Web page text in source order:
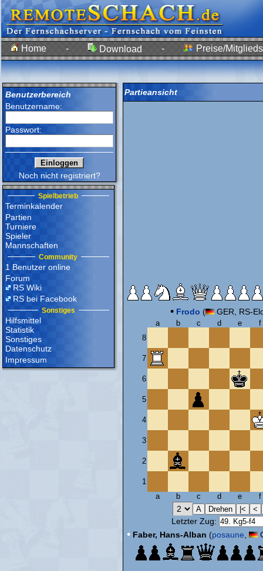
Home - Download - Preise/
Benutzerbereich
Benutzername:
Passwort:
Noch nicht registriert?
Spielbetrieb
Terminkalender
Partien
Turniere
Spieler
Mannschaften
Community
1 Benutzer online
Forum
RS Wiki
RS bei Facebook
Sonstiges
Hilfsmittel
Statistik
Sonstiges
Datenschutz
Impressum
Partieansicht
• Frodo ( GER, RS-
a b c d e
f
8
7
6
5
4
3
2
1
a
b c d e f
Letzter Zug:
• Faber, Hans-Alban (posaune